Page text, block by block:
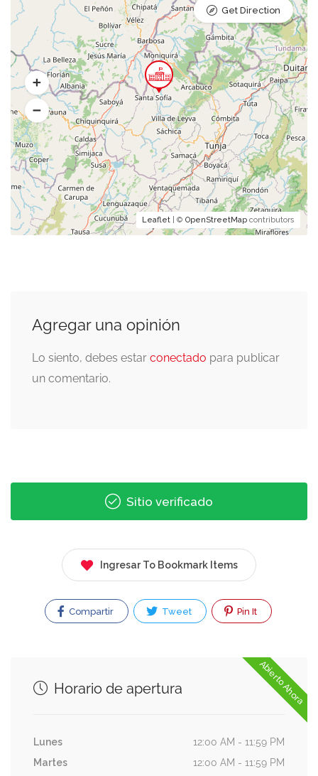
Leaflet | © OpenStreetMap contributors
Get Direction
Agregar una opinión
Lo siento, debes estar conectado para publicar
un comentario.
Sitio verificado
Ingresar To Bookmark Items
Compartir Tweet Pin It
Abierto Ahora
Horario de apertura
Lunes
12:00 AM - 11:59 PM
Martes
12:00 AM - 11:59 PM